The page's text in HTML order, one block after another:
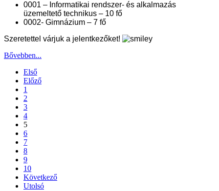
0001 – Informatikai rendszer- és alkalmazás
üzemeltető technikus – 10 fő
0002- Gimnázium – 7 fő
Szeretettel várjuk a jelentkezőket!
Bővebben...
Első
Előző
1
2
3
4
5
6
7
8
9
10
Következő
Utolsó